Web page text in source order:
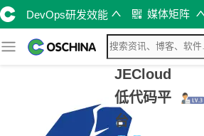
DevOps研发效能 媒体矩阵
JECloud
低代码平
台